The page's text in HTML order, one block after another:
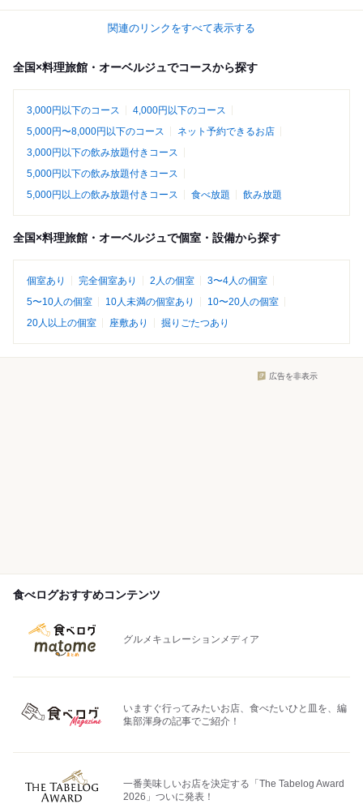
関連のリンクをすべて表示する
全国×料理旅館・オーベルジュでコースから探す
3,000円以下のコース
4,000円以下のコース
5,000円〜8,000円以下のコース
ネット予約できるお店
3,000円以下の飲み放題付きコース
5,000円以下の飲み放題付きコース
5,000円以上の飲み放題付きコース
食べ放題 飲み放題
全国×料理旅館・オーベルジュで個室・設備から探す
個室あり 完全個室あり 2人の個室
3〜4人の個室
5〜10人の個室
10人未満の個室あり
10〜20人の個室
20人以上の個室
座敷あり 掘りごたつあり
広告を非表示
食べログおすすめコンテンツ
グルメキュレーションメディア
いますぐ行ってみたいお店、食べたいひと皿を、編
集部渾身の記事でご紹介！
一番美味しいお店を決定する「The Tabelog Award
2026」ついに発表！